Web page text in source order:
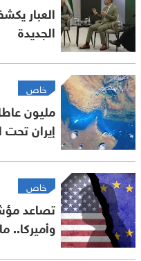
العبار
الجديدة
خاص
مليون
إيران
خاص
تصاعد
وأميركا..